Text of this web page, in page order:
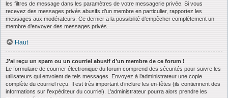
les filtres de message dans les paramètres de votre messagerie privée. Si vous
recevez des messages privés abusifs d’un membre en particulier, rapportez les
messages aux modérateurs. Ce dernier a la possibilité d’empêcher complètement un
membre d’envoyer des messages privés.
Haut
J’ai reçu un spam ou un courriel abusif d’un membre de ce forum !
Le formulaire de courrier électronique du forum comprend des sécurités pour suivre les
utilisateurs qui envoient de tels messages. Envoyez à l’administrateur une copie
complète du courriel reçu. Il est très important d’inclure les en-têtes (ils contiennent des
informations sur l’expéditeur du courriel). L’administrateur pourra alors prendre les